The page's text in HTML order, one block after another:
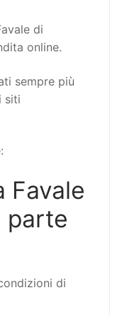
di
online.
sempre più
siti
Favale
parte
di